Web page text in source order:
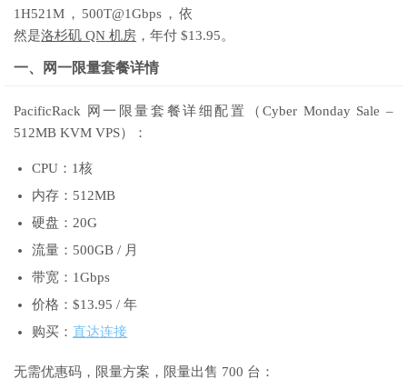
1H521M，500T@1Gbps，依
然是洛杉矶 QN 机房 ，年付 $13.95。
一、网一限量套餐详情
PacificRack 网一限量套餐详细配置（Cyber Monday Sale –
512MB KVM VPS）：
CPU：1核
内存：512MB
硬盘：20G
流量：500GB / 月
带宽：1Gbps
价格：$13.95 / 年
购买： 直达连接
无需优惠码，限量方案，限量出售 700 台：